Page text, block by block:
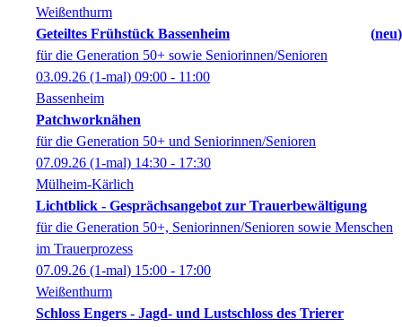
Weißenthurm
Geteiltes Frühstück Bassenheim
neu
für die Generation 50+ sowie Seniorinnen/Senioren
03.09.26 (1-mal) 09:00 - 11:00
Bassenheim
Patchworknähen
für die Generation 50+ und Seniorinnen/Senioren
07.09.26 (1-mal) 14:30 - 17:30
Mülheim-Kärlich
Lichtblick - Gesprächsangebot zur Trauerbewältigung
für die Generation 50+, Seniorinnen/Senioren sowie Menschen
im Trauerprozess
07.09.26 (1-mal) 15:00 - 17:00
Weißenthurm
Schloss Engers - Jagd- und Lustschloss des Trierer